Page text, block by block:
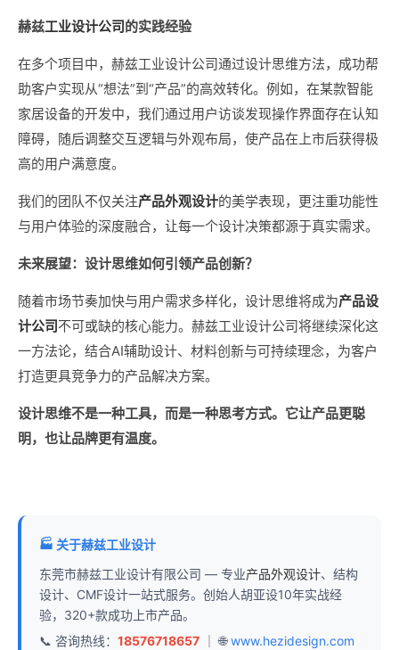
赫兹工业设计公司的实践经验
在多个项目中，赫兹工业设计公司通过设计思维方法，成功帮
助客户实现从“想法”到“产品”的高效转化。例如，在某款智能
家居设备的开发中，我们通过用户访谈发现操作界面存在认知
障碍，随后调整交互逻辑与外观布局，使产品在上市后获得极
高的用户满意度。
我们的团队不仅关注产品外观设计的美学表现，更注重功能性
与用户体验的深度融合，让每一个设计决策都源于真实需求。
未来展望：设计思维如何引领产品创新？
随着市场节奏加快与用户需求多样化，设计思维将成为产品设
计公司不可或缺的核心能力。赫兹工业设计公司将继续深化这
一方法论，结合AI辅助设计、材料创新与可持续理念，为客户
打造更具竞争力的产品解决方案。
设计思维不是一种工具，而是一种思考方式。它让产品更聪
明，也让品牌更有温度。
🏭 关于赫兹工业设计
东莞市赫兹工业设计有限公司 — 专业产品外观设计、结构
设计、CMF设计一站式服务。创始人胡亚设10年实战经
验，320+款成功上市产品。
📞 咨询热线： 18576718657 ｜ 🌐www.hezidesign.com